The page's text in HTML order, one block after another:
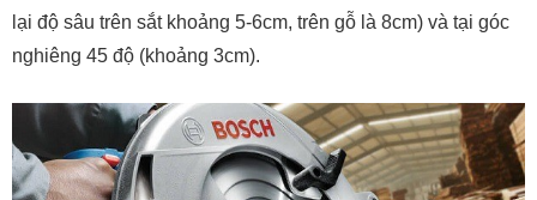
lại độ sâu trên sắt khoảng 5-6cm, trên gỗ là 8cm) và tại góc
nghiêng 45 độ (khoảng 3cm).